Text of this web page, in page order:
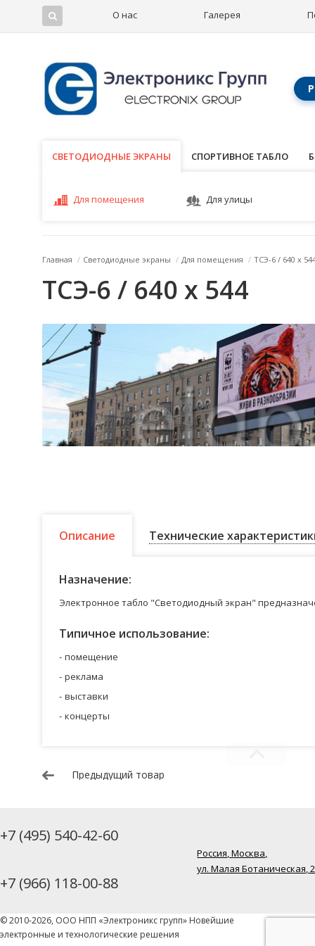
О нас Галерея
СВЕТОДИОДНЫЕ ЭКРАНЫ
СВЕТОДИОДНЫЕ ЭКРАНЫ СПОРТИВНОЕ ТАБЛО
Для помещения Для улицы
Главная / Светодиодные экраны / Для помещения / ТСЭ-6 / 640 x
ТСЭ-6 / 640 x 544
Описание Технические
Назначение:
Электронное табло "Светодиодный экран"
Типичное использование:
помещение
реклама
выставки
концерты
Предыдущий товар
+7 (495) 540-42-60
+7 (966) 118-00-88
Россия, Москва,
ул. Малая Ботаническая,
© 2010-2026, ООО НПП «Электроникс групп» Новейшие
электронные и технологические решения